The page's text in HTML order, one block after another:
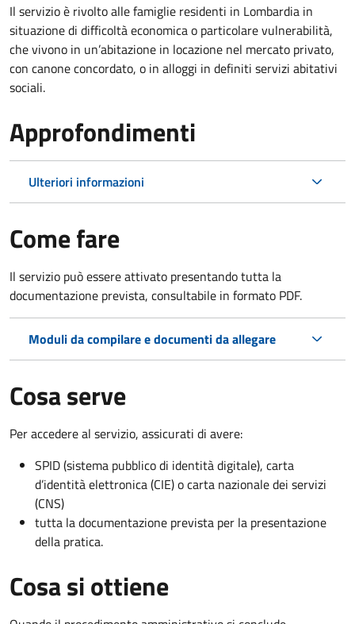
Il servizio è rivolto alle famiglie residenti in Lombardia in
situazione di difficoltà economica o particolare vulnerabilità,
che vivono in un’abitazione in locazione nel mercato privato,
con canone concordato, o in alloggi in definiti servizi abitativi
sociali.
Approfondimenti
Ulteriori informazioni
Come fare
Il servizio può essere attivato presentando tutta la
documentazione prevista, consultabile in formato PDF.
Moduli da compilare e documenti da allegare
Cosa serve
Per accedere al servizio, assicurati di avere:
SPID (sistema pubblico di identità digitale), carta
d’identità elettronica (CIE) o carta nazionale dei servizi
(CNS)
tutta la documentazione prevista per la presentazione
della pratica.
Cosa si ottiene